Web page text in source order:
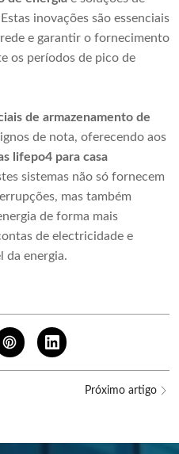
inovações são essenciais
e garantir o fornecimento
os períodos de pico de
de armazenamento de
de nota, oferecendo aos
lifepo4 para casa
sistemas não só fornecem
mas também
de forma mais
de electricidade e
da energia.
Próximo artigo